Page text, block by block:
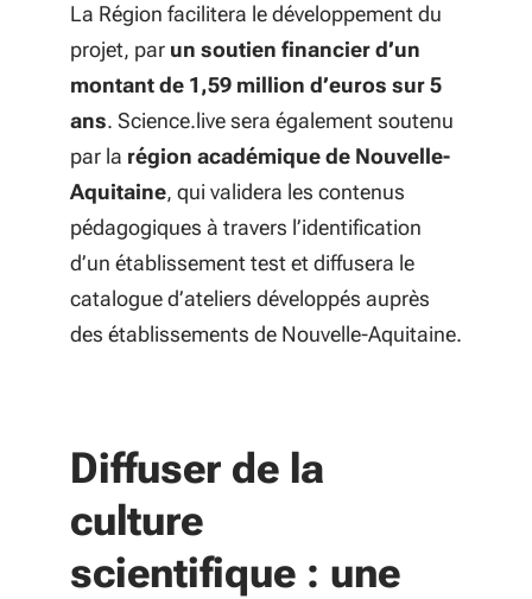
La Région facilitera le développement du
projet, par un soutien financier d’un
montant de 1,59 million d’euros sur 5
ans. Science.live sera également soutenu
par la région académique de Nouvelle-
Aquitaine, qui validera les contenus
pédagogiques à travers l’identification
d’un établissement test et diffusera le
catalogue d’ateliers développés auprès
des établissements de Nouvelle-Aquitaine.
Diffuser de la
culture
scientifique : une